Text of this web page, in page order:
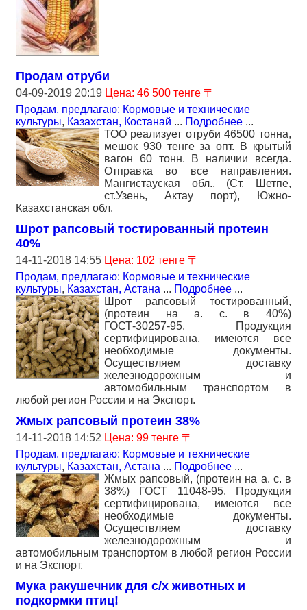
Продам отруби
04-09-2019 20:19 Цена: 46 500 тенге 〒
Продам, предлагаю: Кормовые и технические
культуры, Казахстан, Костанай ... Подробнее ...
ТОО реализует отруби 46500 тонна,
мешок 930 тенге за опт. В крытый
вагон 60 тонн. В наличии всегда.
Отправка во все направления.
Мангистауская обл., (Ст. Шетпе,
ст.Узень, Актау порт), Южно-
Казахстанская обл.
Шрот рапсовый тостированный протеин
40%
14-11-2018 14:55 Цена: 102 тенге 〒
Продам, предлагаю: Кормовые и технические
культуры, Казахстан, Астана ... Подробнее ...
Шрот рапсовый тостированный,
(протеин на а. с. в 40%)
ГОСТ-30257-95. Продукция
сертифицирована, имеются все
необходимые документы.
Осуществляем доставку
железнодорожным и
автомобильным транспортом в
любой регион России и на Экспорт.
Жмых рапсовый протеин 38%
14-11-2018 14:52 Цена: 99 тенге 〒
Продам, предлагаю: Кормовые и технические
культуры, Казахстан, Астана ... Подробнее ...
Жмых рапсовый, (протеин на а. с. в
38%) ГОСТ 11048-95. Продукция
сертифицирована, имеются все
необходимые документы.
Осуществляем доставку
железнодорожным и
автомобильным транспортом в любой регион России
и на Экспорт.
Мука ракушечник для с/х животных и
подкормки птиц!